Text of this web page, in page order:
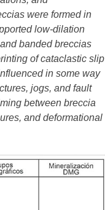
were formed in
low-dilation
banded breccias
of cataclastic slip
in some way
jogs, and fault
between breccia
and deformational